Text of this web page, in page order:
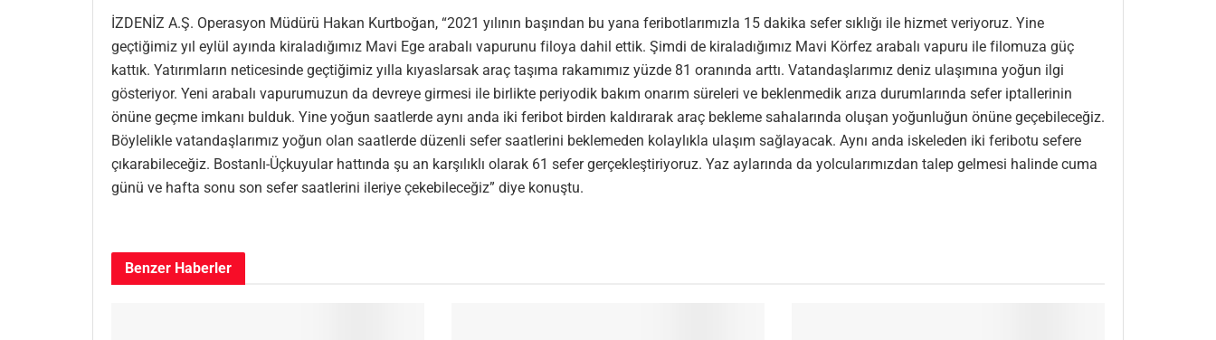
İZDENİZ A.Ş. Operasyon Müdürü Hakan Kurtboğan, “2021 yılının başından bu yana feribotlarımızla 15 dakika sefer sıklığı ile hizmet veriyoruz. Yine
geçtiğimiz yıl eylül ayında kiraladığımız Mavi Ege arabalı vapurunu filoya dahil ettik. Şimdi de kiraladığımız Mavi Körfez arabalı vapuru ile filomuza güç
kattık. Yatırımların neticesinde geçtiğimiz yılla kıyaslarsak araç taşıma rakamımız yüzde 81 oranında arttı. Vatandaşlarımız deniz ulaşımına yoğun ilgi
gösteriyor. Yeni arabalı vapurumuzun da devreye girmesi ile birlikte periyodik bakım onarım süreleri ve beklenmedik arıza durumlarında sefer iptallerinin
önüne geçme imkanı bulduk. Yine yoğun saatlerde aynı anda iki feribot birden kaldırarak araç bekleme sahalarında oluşan yoğunluğun önüne geçebileceğiz.
Böylelikle vatandaşlarımız yoğun olan saatlerde düzenli sefer saatlerini beklemeden kolaylıkla ulaşım sağlayacak. Aynı anda iskeleden iki feribotu sefere
çıkarabileceğiz. Bostanlı-Üçkuyular hattında şu an karşılıklı olarak 61 sefer gerçekleştiriyoruz. Yaz aylarında da yolcularımızdan talep gelmesi halinde cuma
günü ve hafta sonu son sefer saatlerini ileriye çekebileceğiz” diye konuştu.
Benzer Haberler